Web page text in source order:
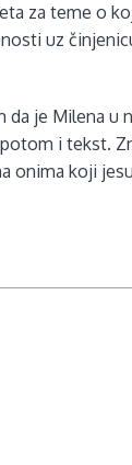
za teme o
uz
da je Milena u
i tekst.
onima koji